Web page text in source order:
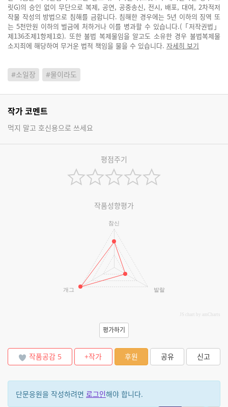
릿G)의 승인 없이 무단으로 복제, 공연, 공중송신, 전시, 배포, 대여, 2차적저
작물 작성의 방법으로 침해를 금합니다. 침해한 경우에는 5년 이하의 징역 또
는 5천만원 이하의 벌금에 처하거나 이를 병과할 수 있습니다.(「저작권법」
제136조제1항제1호). 또한 불법 복제물임을 알고도 소유한 경우 불법복제물
소지죄에 해당하여 무거운 법적 책임을 물을 수 있습니다. 자세히 보기
#소일장 #물이라도
작가 코멘트
먹지 말고 호신용으로 쓰세요
평점주기
작품성향평가
참신
발랄
개그
JS chart by amCharts
평가하기
작품공감 5 +작가 후원 공유 신고
단문응원을 작성하려면 로그인해야 합니다.